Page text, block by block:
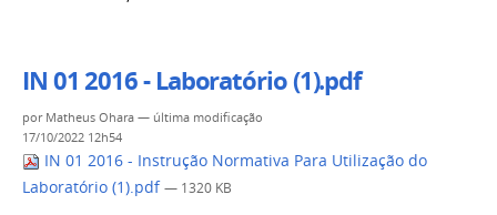
IN 01 2016 - Laboratório (1).pdf
por Matheus Ohara — última modificação
17/10/2022 12h54
IN 01 2016 - Instrução Normativa Para Utilização do
Laboratório (1).pdf — 1320 KB